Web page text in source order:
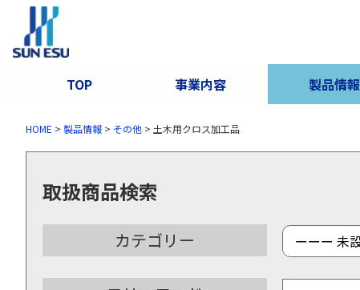
TOP 事業内容 製品情報
HOME > 製品情報 > その他 > 土木用クロス加工品
取扱商品検索
カテゴリー